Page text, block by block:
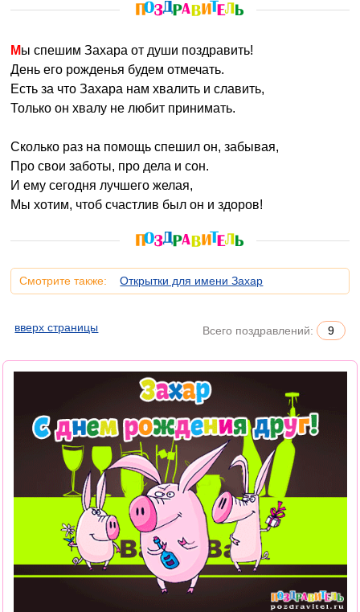
Мы спешим Захара от души поздравить!
День его рожденья будем отмечать.
Есть за что Захара нам хвалить и славить,
Только он хвалу не любит принимать.
Сколько раз на помощь спешил он, забывая,
Про свои заботы, про дела и сон.
И ему сегодня лучшего желая,
Мы хотим, чтоб счастлив был он и здоров!
Смотрите также: Открытки для имени Захар
вверх страницы Всего поздравлений: 9